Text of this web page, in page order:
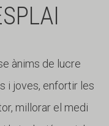
ànims de lucre
i joves, enfortir les
millorar el medi